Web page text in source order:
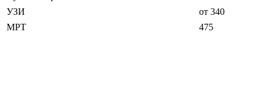
УЗИ
от 340
МРТ
475